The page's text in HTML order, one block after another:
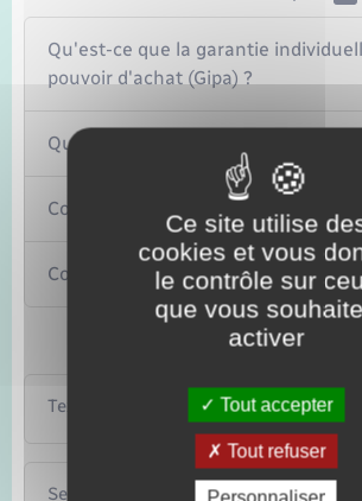
Qu'est-ce que la garantie
pouvoir d'achat (Gipa) ?
Qui peut bénéficier de la Gipa ?
Comment est calculée la Gipa ?
Comment est versée la Gipa ?
Textes de référence
Services en ligne et formulaires
Ce site utilise
cookies et vous
le contrôle sur
que vous
activer
Tout accepter
Tout refuser